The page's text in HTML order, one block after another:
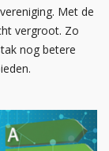
Met de
vergroot. Zo
nog betere